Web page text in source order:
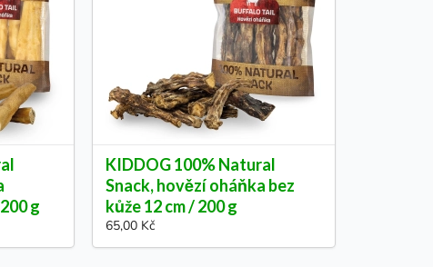
g
KIDDOG 100% Natural
Snack, hovězí oháňka bez
kůže 12 cm / 200 g
65,00 Kč